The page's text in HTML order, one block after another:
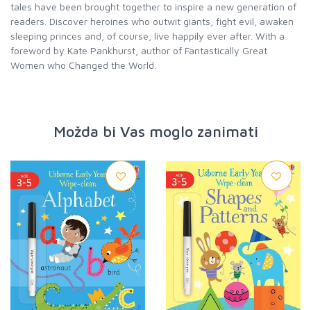
tales have been brought together to inspire a new generation of
readers. Discover heroines who outwit giants, fight evil, awaken
sleeping princes and, of course, live happily ever after. With a
foreword by Kate Pankhurst, author of Fantastically Great
Women who Changed the World.
Možda bi Vas moglo zanimati